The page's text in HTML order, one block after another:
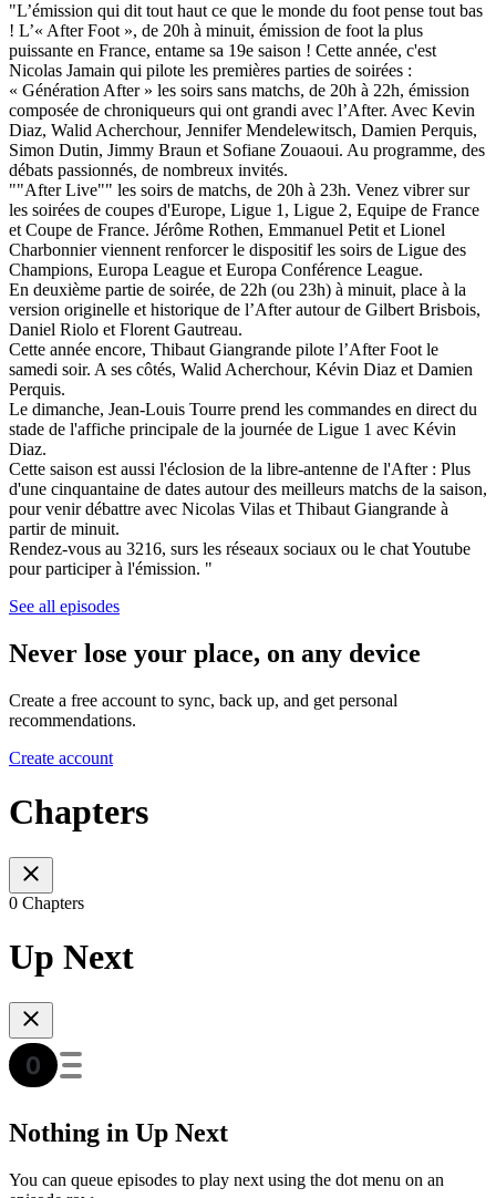
"L’émission qui dit tout haut ce que le monde du foot pense tout bas
! L’« After Foot », de 20h à minuit, émission de foot la plus
puissante en France, entame sa 19e saison ! Cette année, c'est
Nicolas Jamain qui pilote les premières parties de soirées :
« Génération After » les soirs sans matchs, de 20h à 22h, émission
composée de chroniqueurs qui ont grandi avec l’After. Avec Kevin
Diaz, Walid Acherchour, Jennifer Mendelewitsch, Damien Perquis,
Simon Dutin, Jimmy Braun et Sofiane Zouaoui. Au programme, des
débats passionnés, de nombreux invités.
""After Live"" les soirs de matchs, de 20h à 23h. Venez vibrer sur
les soirées de coupes d'Europe, Ligue 1, Ligue 2, Equipe de France
et Coupe de France. Jérôme Rothen, Emmanuel Petit et Lionel
Charbonnier viennent renforcer le dispositif les soirs de Ligue des
Champions, Europa League et Europa Conférence League.
En deuxième partie de soirée, de 22h (ou 23h) à minuit, place à la
version originelle et historique de l’After autour de Gilbert Brisbois,
Daniel Riolo et Florent Gautreau.
Cette année encore, Thibaut Giangrande pilote l’After Foot le
samedi soir. A ses côtés, Walid Acherchour, Kévin Diaz et Damien
Perquis.
Le dimanche, Jean-Louis Tourre prend les commandes en direct du
stade de l'affiche principale de la journée de Ligue 1 avec Kévin
Diaz.
Cette saison est aussi l'éclosion de la libre-antenne de l'After : Plus
d'une cinquantaine de dates autour des meilleurs matchs de la saison,
pour venir débattre avec Nicolas Vilas et Thibaut Giangrande à
partir de minuit.
Rendez-vous au 3216, surs les réseaux sociaux ou le chat Youtube
pour participer à l'émission. "
See all episodes
Never lose your place, on any device
Create a free account to sync, back up, and get personal
recommendations.
Create account
Chapters
0 Chapters
Up Next
Nothing in Up Next
You can queue episodes to play next using the dot menu on an